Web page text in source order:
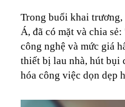
Trong buổi khai trương,
Á, đã có mặt và chia
công nghệ và mức giá
thiết bị lau nhà, hút bụi
hóa công việc dọn dẹp